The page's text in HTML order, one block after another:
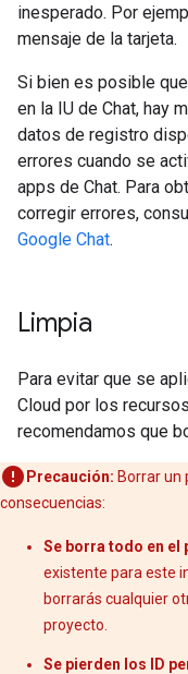
inesperado. Por
mensaje de la tarjeta.
Si bien es posible
en la IU de Chat, hay
datos de registro
errores cuando se
apps de Chat. Para
corregir errores,
Google Chat.
Limpia
Para evitar que se
Cloud por los
recomendamos que
Precaución: Borrar un
consecuencias:
Se borra todo en el
existente para este
borrarás cualquier
proyecto.
Se pierden los ID